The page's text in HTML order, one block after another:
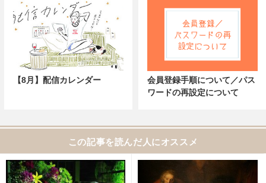
【8月】配信カレンダー
会員登録手順について／パス
ワードの再設定について
この記事を読んだ人にオススメ